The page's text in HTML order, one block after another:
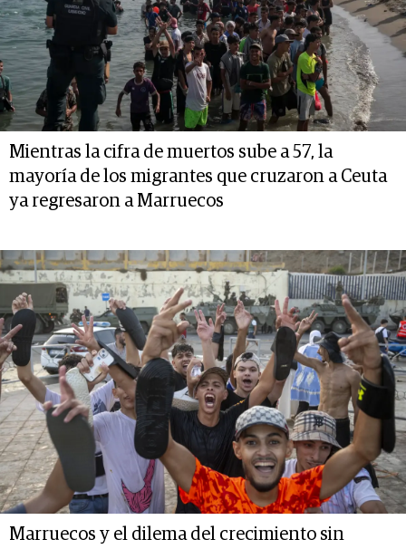
Mientras la cifra de muertos sube a 57, la
mayoría de los migrantes que cruzaron a Ceuta
ya regresaron a Marruecos
Marruecos y el dilema del crecimiento sin